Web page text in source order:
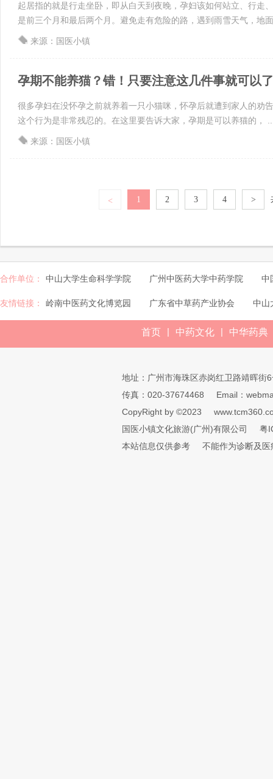
起居指的就是行走坐卧，即从白天到夜晚，孕妇该如何站立、行走
是前三个月和最后两个月。避免走有危险的路，遇到雨雪天气，地
来源：国医小镇
孕期不能养猫？错！只要注意这几件事就可以了
很多孕妇在没怀孕之前就养着一只小猫咪，怀孕后就遭到家人的劝
这个行为是非常残忍的。在这里要告诉大家，孕期是可以养猫的，
来源：国医小镇
< 1 2 3 4 >
合作单位： 中山大学生命科学学院 广州中医药大学中药学院 中
友情链接： 岭南中医药文化博览园 广东省中草药产业协会 中山
首页 | 中药文化 | 中华药典
地址：广州市海珠区赤岗红卫路靖晖街
传真：020-37674468
Email：
CopyRight by ©2023
国医小镇文化旅游(广州)有限公司
粤
本站信息仅供参考
不能作为诊断及医